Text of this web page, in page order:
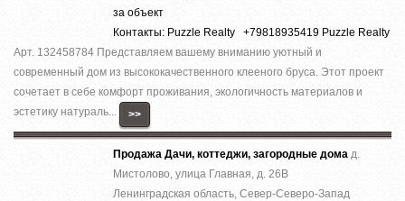
за объект
Контакты: Puzzle Realty +79818935419 Puzzle Realty
Арт. 132458784 Представляем вашему вниманию уютный и
современный дом из высококачественного клееного бруса. Этот проект
сочетает в себе комфорт проживания, экологичность материалов и
эстетику натураль...
>>
Продажа Дачи, коттеджи, загородные дома д.
Мистолово, улица Главная, д. 26В
Ленинградская область, Север-Северо-Запад